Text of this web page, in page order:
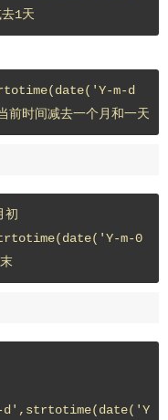
1天
m-d
间减去一个月和一天